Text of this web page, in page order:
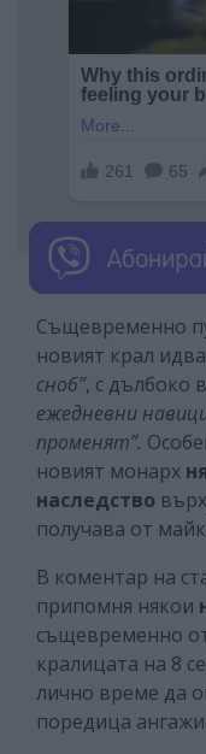
Същевременно
новият крал
сноб”, с дълбоко
ежедневни
променят”.
новият монарх
наследство
получава от
В коментар на
припомня някои
същевременно
кралицата на 8
лично време да
поредица